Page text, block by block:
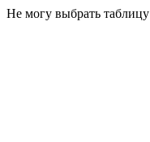
Не могу выбрать таблицу